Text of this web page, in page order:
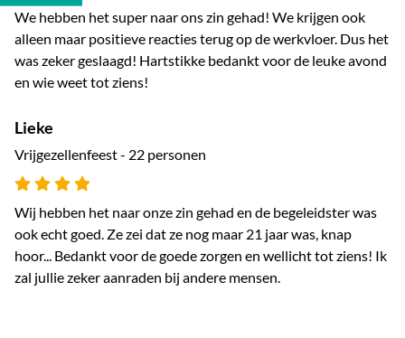
We hebben het super naar ons zin gehad! We krijgen ook
alleen maar positieve reacties terug op de werkvloer. Dus het
was zeker geslaagd! Hartstikke bedankt voor de leuke avond
en wie weet tot ziens!
Lieke
Vrijgezellenfeest - 22 personen
Wij hebben het naar onze zin gehad en de begeleidster was
ook echt goed. Ze zei dat ze nog maar 21 jaar was, knap
hoor... Bedankt voor de goede zorgen en wellicht tot ziens! Ik
zal jullie zeker aanraden bij andere mensen.